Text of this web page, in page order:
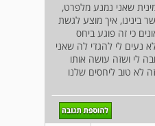
שאני נמנע מלפרט,
בינינו, איך מוצע לגשת
כי זה פוגע ביחס
נעים לי להגדי לה שאני
לי ושזה עושה אותו
לא טוב ליחסים שלנו